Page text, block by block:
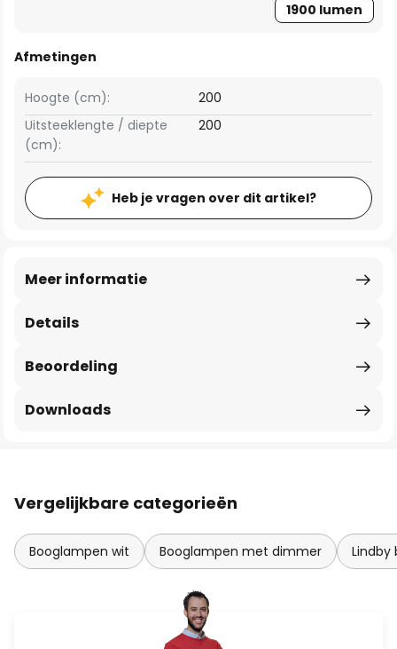
1900 lumen
Afmetingen
Hoogte (cm):
200
Uitsteeklengte / diepte
(cm):
200
Heb je vragen over dit artikel?
Details
Meer informatie
Beoordeling
Downloads
Vergelijkbare categorieën
Booglampen wit Booglampen met dimmer Lindby